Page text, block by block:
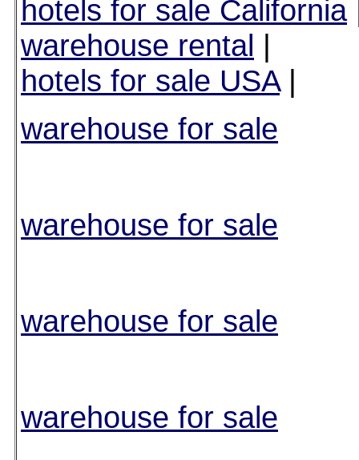
hotels for sale California
warehouse rental |
hotels for sale USA|
warehouse for sale
warehouse for sale
warehouse for sale
warehouse for sale